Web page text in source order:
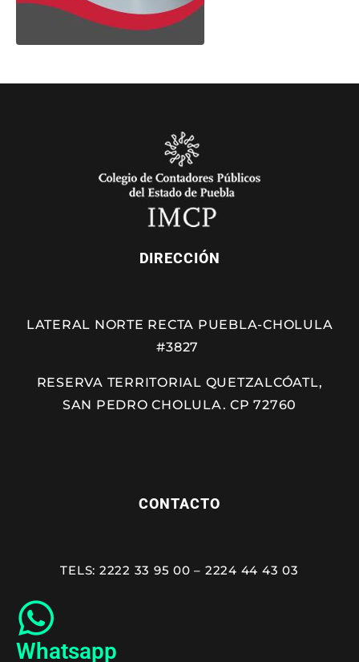
DIRECCIÓN
LATERAL NORTE RECTA PUEBLA-CHOLULA
#3827
RESERVA TERRITORIAL QUETZALCÓATL,
SAN PEDRO CHOLULA. CP 72760
CONTACTO
TELS: 2222 33 95 00 – 2224 44 43 03
Whatsapp